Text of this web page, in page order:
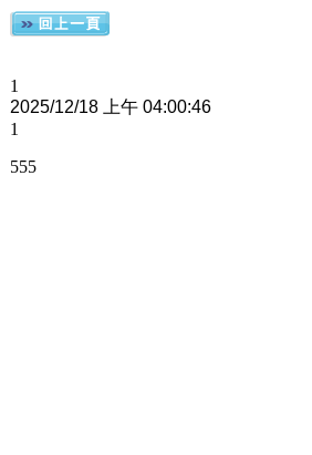
1
2025/12/18 上午 04:00:46
1
555